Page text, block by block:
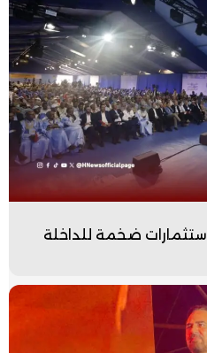
أخنوش: الحكومة جلبت 6 استثمارات ضخمة للداخلة